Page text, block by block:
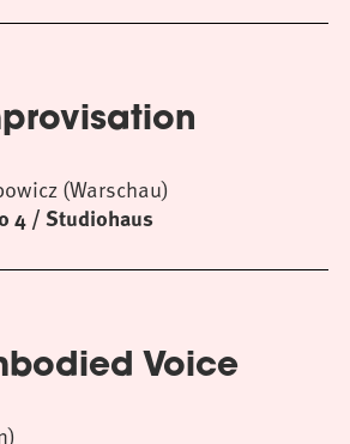
4 / Studiohaus
(Warschau)
Voice